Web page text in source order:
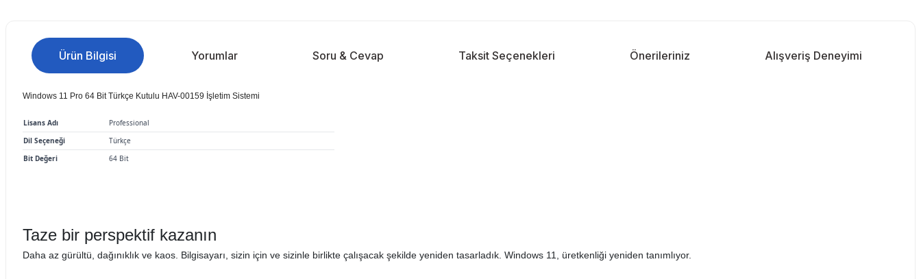
Ürün Bilgisi Yorumlar Soru & Cevap Taksit Seçenekleri Önerileriniz Alışveriş Deneyimi
Windows 11 Pro 64 Bit Türkçe Kutulu HAV-00159 İşletim Sistemi
Lisans Adı
Professional
Dil Seçeneği
Türkçe
Bit Değeri
64 Bit
Taze bir perspektif kazanın
Daha az gürültü, dağınıklık ve kaos. Bilgisayarı, sizin için ve sizinle birlikte çalışacak şekilde yeniden tasarladık. Windows 11, üretkenliği yeniden tanımlıyor.